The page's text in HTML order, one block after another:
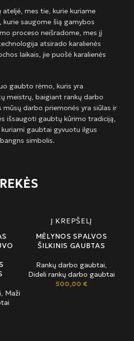
mes tie, kurie kuriame
saugome šią gamybos
proceso neišradome, mes jį
atsirado karalienės
laikais, jie puošė karalienės
gaubto rėmo, kuris yra
meistrų, baigiant rankų darbo
darbo priemonės yra siūlas ir
išsaugoti gaubtų kūrimo tradiciją,
gaubtai gyvuotu ilgus
simbolis.
, Maži
Į KREPŠELĮ
MĖLYNOS SPALVOS
ŠILKINIS GAUBTAS
Rankų darbo gaubtai,
Dideli rankų darbo gaubtai
500,00 €